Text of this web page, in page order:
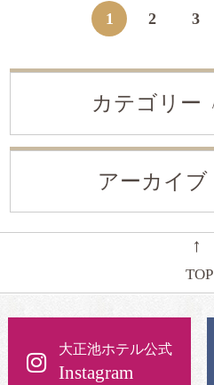
1 2 3
カテゴリー
アーカイブ
←
TOP
大正池ホテル公式
Instagram